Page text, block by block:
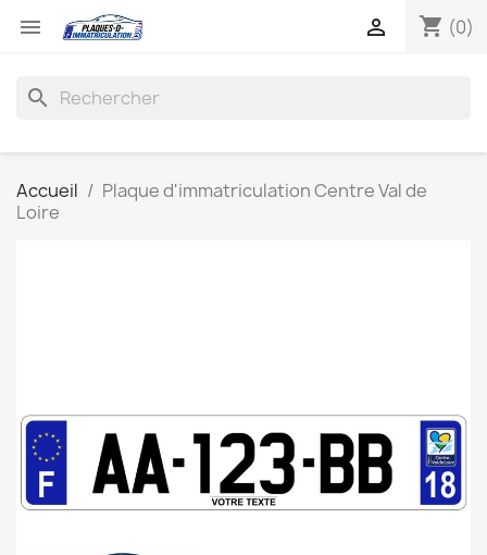
 shopping_cart (0)

search
Accueil
Plaque d'immatriculation Centre Val de
Loire